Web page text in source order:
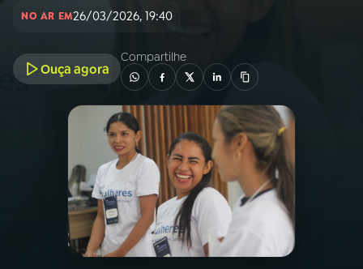
INÍCIO
A RÁDIO
PROGRAMAÇÃO
PROGRAMAS
PODCASTS
NO AR EM26/03/2026, 19:40
Ouça agora
Compartilhe